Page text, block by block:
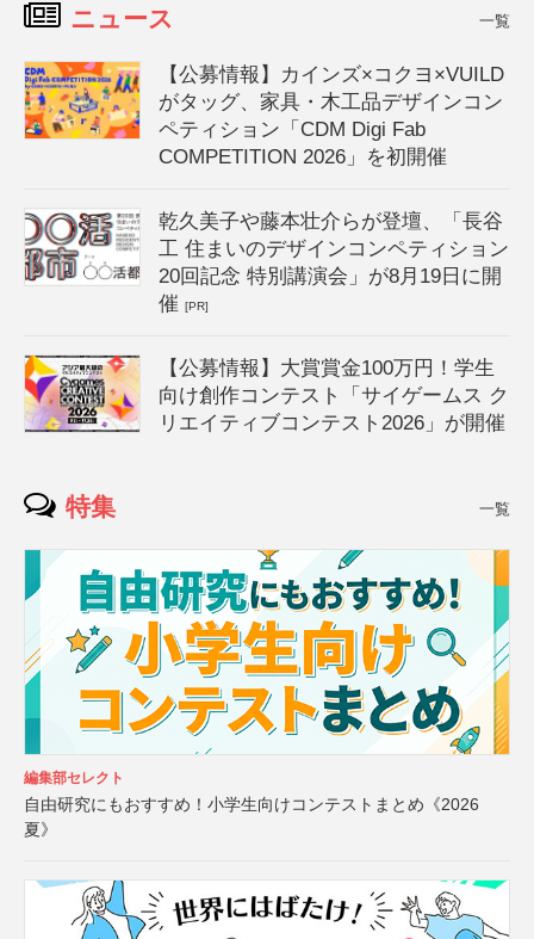
ニュース 一覧
【公募情報】カインズ×コクヨ×VUILD
がタッグ、家具・木工品デザインコン
ペティション「CDM Digi Fab
COMPETITION 2026」を初開催
乾久美子や藤本壮介らが登壇、「長谷
工 住まいのデザインコンペティション
20回記念 特別講演会」が8月19日に開
催[PR]
【公募情報】大賞賞金100万円！学生
向け創作コンテスト「サイゲームス ク
リエイティブコンテスト2026」が開催
特集 一覧
編集部セレクト
自由研究にもおすすめ！小学生向けコンテストまとめ《2026
夏》